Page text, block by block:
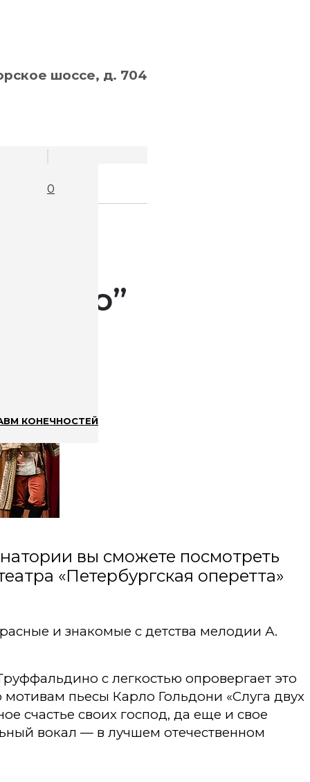
шоссе, д. 704
0
КОНЕЧНОСТЕЙ
вы сможете посмотреть
«Петербургская оперетта»
и знакомые с детства мелодии А.
с легкостью опровергает это
пьесы Карло Гольдони «Слуга двух
счастье своих господ, да еще и свое
вокал — в лучшем отечественном